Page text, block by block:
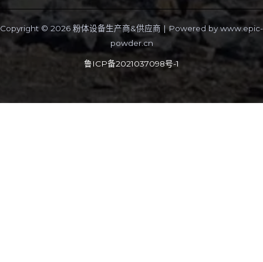
Copyright © 2026 粉体设备生产商&供应商 | Powered bywww.epic-
powder.cn
鲁ICP备2021037098号-1